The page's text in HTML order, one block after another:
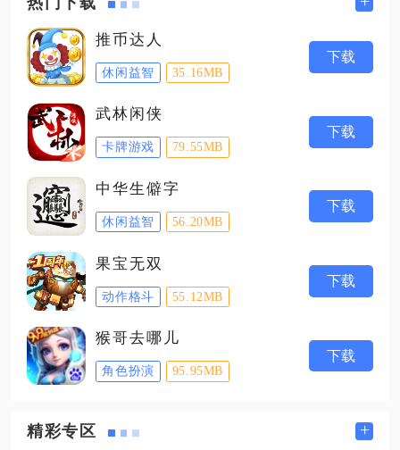
推币达人
休闲益智 35.16MB
下载
武林闲侠
卡牌游戏 79.55MB
下载
中华生僻字
休闲益智 56.20MB
下载
果宝无双
动作格斗 55.12MB
下载
猴哥去哪儿
角色扮演 95.95MB
下载
精彩专区 +